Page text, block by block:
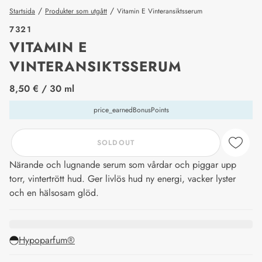
Startsida / Produkter som utgått / Vitamin E Vinteransiktsserum
7321
VITAMIN E
VINTERANSIKTSSERUM
price_label
8,50 € / 30 ml
price_earnedBonusPoints
SOLDOUT
Närande och lugnande serum som vårdar och piggar upp
torr, vintertrött hud. Ger livlös hud ny energi, vacker lyster
och en hälsosam glöd.
Hypoparfum®